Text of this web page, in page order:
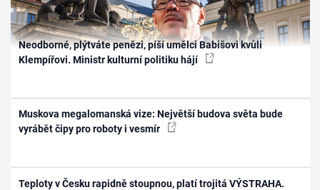
Neodborné, plýtváte penězi, píší umělci Babišovi kvůli
Klempířovi. Ministr kulturní politiku hájí
Muskova megalomanská vize: Největší budova světa bude
vyrábět čipy pro roboty i vesmír
Teploty v Česku rapidně stoupnou, platí trojitá VÝSTRAHA.